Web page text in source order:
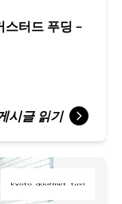
스터드 푸딩 –
시글 읽기